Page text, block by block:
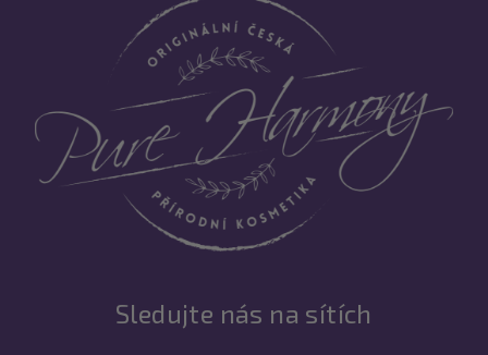
Sledujte nás na sítích